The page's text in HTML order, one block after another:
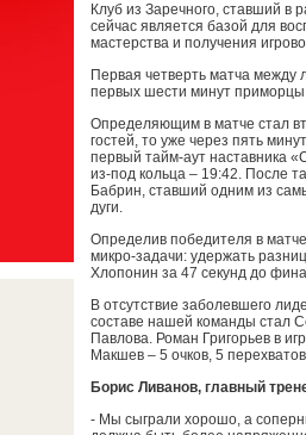
Клуб из Заречного, ставший в
сейчас является базой для
мастерства и получения
Первая четверть матча между
первых шести минут приморцы
Определяющим в матче стал
гостей, то уже через пять
первый тайм-аут наставника
из-под кольца – 19:42. После
Бабрин, ставший одним из
дуги.
Определив победителя в
микро-задачи: удержать
Хлопонин за 47 секунд до
В отсутствие заболевшего
составе нашей команды стал
Павлова. Роман Григорьев в
Макшев – 5 очков, 5
Борис Ливанов, главный
- Мы сыграли хорошо, а